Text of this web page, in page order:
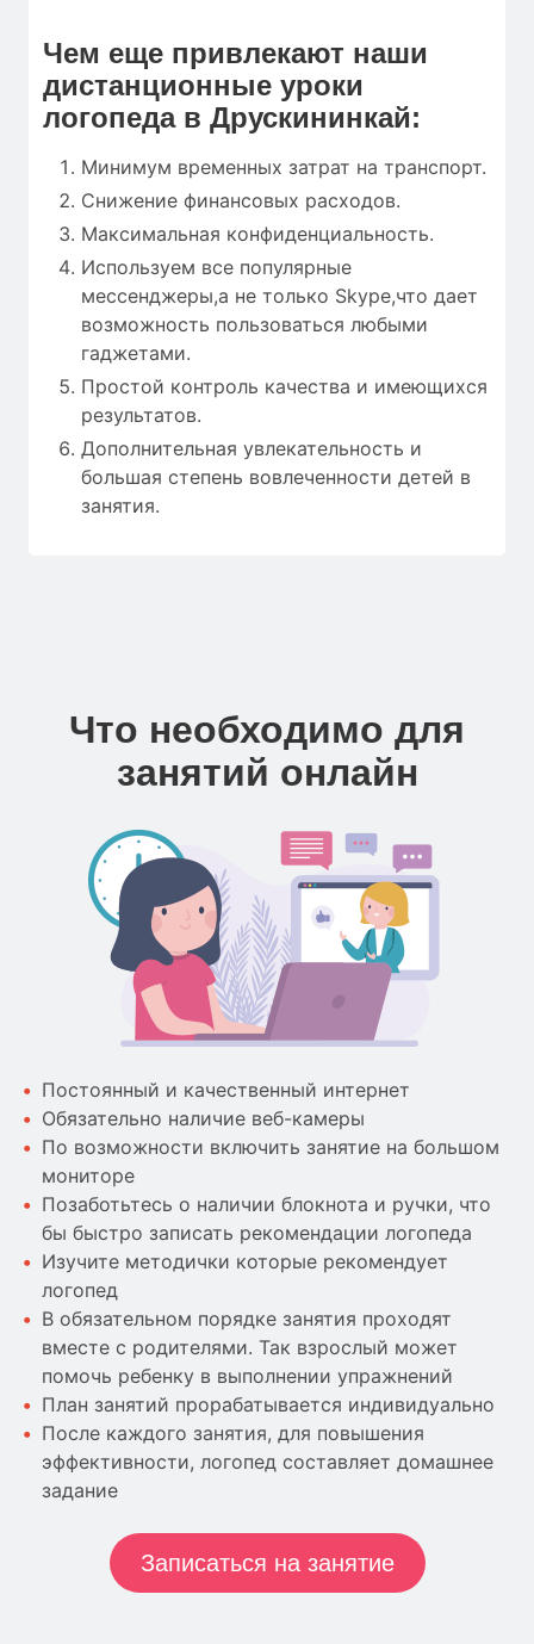
Чем еще привлекают наши
дистанционные уроки
логопеда в Друскининкай:
Минимум временных затрат на транспорт.
Снижение финансовых расходов.
Максимальная конфиденциальность.
Используем все популярные
мессенджеры,а не только Skype,что дает
возможность пользоваться любыми
гаджетами.
Простой контроль качества и имеющихся
результатов.
Дополнительная увлекательность и
большая степень вовлеченности детей в
занятия.
Что необходимо для
занятий онлайн
Постоянный и качественный интернет
Обязательно наличие веб-камеры
По возможности включить занятие на большом
мониторе
Позаботьтесь о наличии блокнота и ручки, что
бы быстро записать рекомендации логопеда
Изучите методички которые рекомендует
логопед
В обязательном порядке занятия проходят
вместе с родителями. Так взрослый может
помочь ребенку в выполнении упражнений
План занятий прорабатывается индивидуально
После каждого занятия, для повышения
эффективности, логопед составляет домашнее
задание
Записаться на занятие